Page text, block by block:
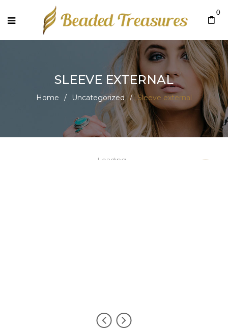
0
SLEEVE EXTERNAL
Home / Uncategorized / Sleeve external
Loading...